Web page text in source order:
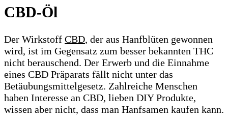
CBD-Öl
Der Wirkstoff CBD, der aus Hanfblüten gewonnen
wird, ist im Gegensatz zum besser bekannten THC
nicht berauschend. Der Erwerb und die Einnahme
eines CBD Präparats fällt nicht unter das
Betäubungsmittelgesetz. Zahlreiche Menschen
haben Interesse an CBD, lieben DIY Produkte,
wissen aber nicht, dass man Hanfsamen kaufen kann.